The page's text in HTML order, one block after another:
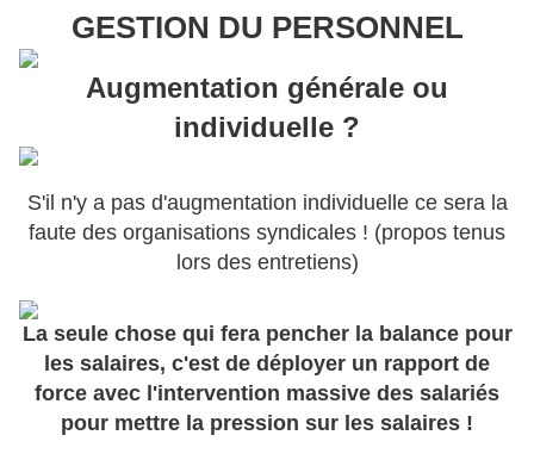
GESTION DU PERSONNEL
Augmentation générale ou
individuelle ?
S'il n'y a pas d'augmentation individuelle ce sera la
faute des organisations syndicales ! (propos tenus
lors des entretiens)
La seule chose qui fera pencher la balance pour
les salaires, c'est de déployer un rapport de
force avec l'intervention massive des salariés
pour mettre la pression sur les salaires !